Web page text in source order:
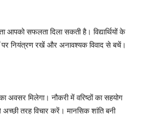
आपको सफलता दिला सकती है। विद्यार्थियों के
पर नियंत्रण रखें और अनावश्यक विवाद से बचें।
अवसर मिलेगा। नौकरी में वरिष्ठों का सहयोग
तरह विचार करें। मानसिक शांति बनी